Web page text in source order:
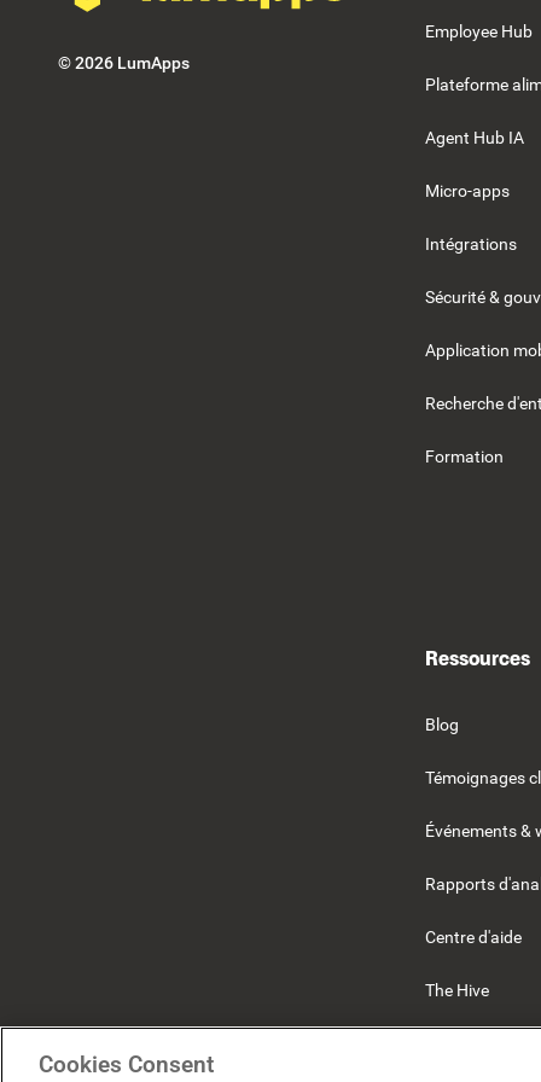
©2026 LumApps
Employee Hub
Plateforme
Agent Hub IA
Micro-apps
Intégrations
Sécurité &
Application
Recherche
Formation
Ressources
Blog
Témoignages
Événements &
Rapports
Centre d'aide
The Hive
Cookies Consent